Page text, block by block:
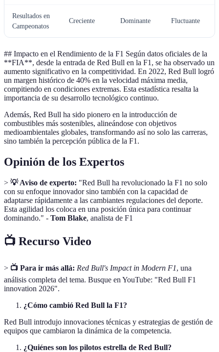
Resultados en
Campeonatos
Creciente Dominante Fluctuante
## Impacto en el Rendimiento de la F1 Según datos oficiales de la
**FIA**, desde la entrada de Red Bull en la F1, se ha observado un
aumento significativo en la competitividad. En 2022, Red Bull logró
un margen histórico de 40% en la velocidad máxima media,
compitiendo en condiciones extremas. Esta estadística resalta la
importancia de su desarrollo tecnológico continuo.
Además, Red Bull ha sido pionero en la introducción de
combustibles más sostenibles, alineándose con objetivos
medioambientales globales, transformando así no solo las carreras,
sino también la percepción pública de la F1.
Opinión de los Expertos
> 💡 Aviso de experto: "Red Bull ha revolucionado la F1 no solo
con su enfoque innovador sino también con la capacidad de
adaptarse rápidamente a las cambiantes regulaciones del deporte.
Esta agilidad los coloca en una posición única para continuar
dominando." - Tom Blake, analista de F1
📺 Recurso Video
> 📺 Para ir más allá: Red Bull's Impact in Modern F1, una
análisis completa del tema. Busque en YouTube: "Red Bull F1
innovation 2026".
¿Cómo cambió Red Bull la F1?
Red Bull introdujo innovaciones técnicas y estrategias de gestión de
equipos que cambiaron la dinámica de la competencia.
¿Quiénes son los pilotos estrella de Red Bull?